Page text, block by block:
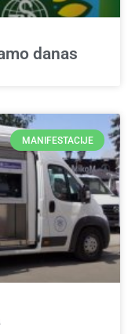
danas
MANIFESTACIJE